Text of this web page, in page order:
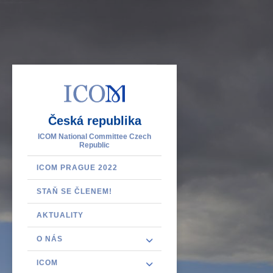
Česká republika
ICOM National Committee Czech
Republic
ICOM PRAGUE 2022
STAŇ SE ČLENEM!
AKTUALITY
O NÁS
ICOM